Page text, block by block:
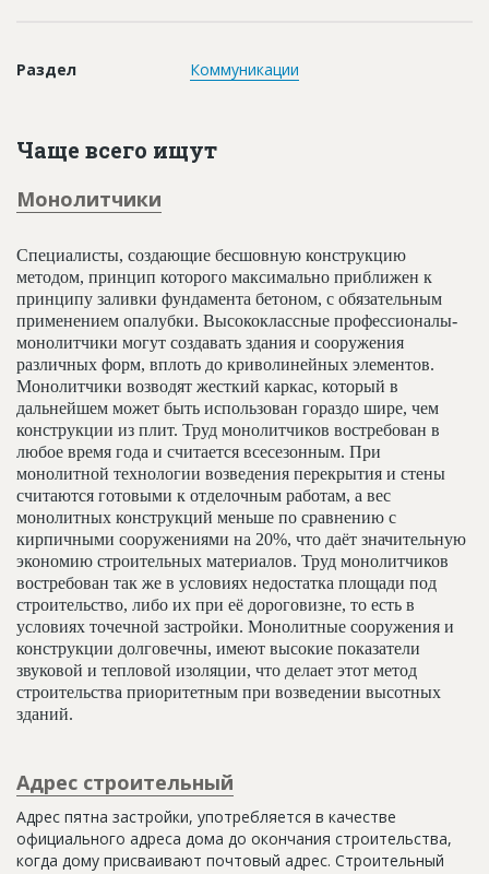
Платные услуги
Правила работы
Контакты
Раздел Коммуникации
Чаще всего ищут
Монолитчики
Специалисты, создающие бесшовную конструкцию
методом, принцип которого максимально приближен к
принципу заливки фундамента бетоном, с обязательным
применением опалубки. Высококлассные профессионалы-
монолитчики могут создавать здания и сооружения
различных форм, вплоть до криволинейных элементов.
Монолитчики возводят жесткий каркас, который в
дальнейшем может быть использован гораздо шире, чем
конструкции из плит. Труд монолитчиков востребован в
любое время года и считается всесезонным. При
монолитной технологии возведения перекрытия и стены
считаются готовыми к отделочным работам, а вес
монолитных конструкций меньше по сравнению с
кирпичными сооружениями на 20%, что даёт значительную
экономию строительных материалов. Труд монолитчиков
востребован так же в условиях недостатка площади под
строительство, либо их при её дороговизне, то есть в
условиях точечной застройки. Монолитные сооружения и
конструкции долговечны, имеют высокие показатели
звуковой и тепловой изоляции, что делает этот метод
строительства приоритетным при возведении высотных
зданий.
Адрес строительный
Адрес пятна застройки, употребляется в качестве
официального адреса дома до окончания строительства,
когда дому присваивают почтовый адрес. Строительный